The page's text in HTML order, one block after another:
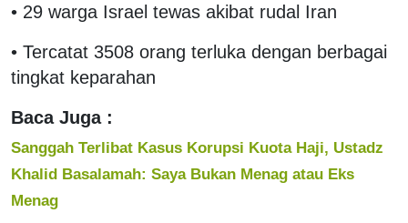
• 29 warga Israel tewas akibat rudal Iran
• Tercatat 3508 orang terluka dengan berbagai
tingkat keparahan
Baca Juga :
Sanggah Terlibat Kasus Korupsi Kuota Haji, Ustadz
Khalid Basalamah: Saya Bukan Menag atau Eks
Menag